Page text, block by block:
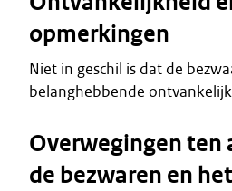
opmerkingen
Niet in geschil is dat de
belanghebbende
Overwegingen ten
de bezwaren en